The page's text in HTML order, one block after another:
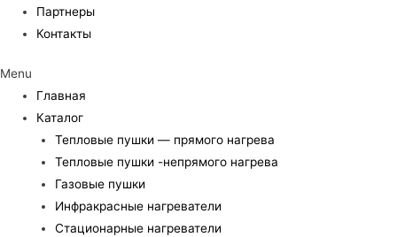
Партнеры
Контакты
Menu
Главная
Каталог
Тепловые пушки — прямого нагрева
Тепловые пушки -непрямого нагрева
Газовые пушки
Инфракрасные нагреватели
Стационарные нагреватели